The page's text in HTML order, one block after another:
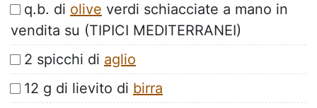
q.b. di olive verdi schiacciate a mano in
vendita su (TIPICI MEDITERRANEI)
2 spicchi di aglio
12 g di lievito di birra